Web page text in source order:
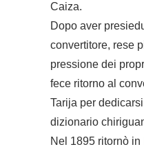
Caiza.
Dopo aver
convertitore, rese
pressione dei
fece ritorno al
Tarija per
dizionario
Nel 1895 ritornò